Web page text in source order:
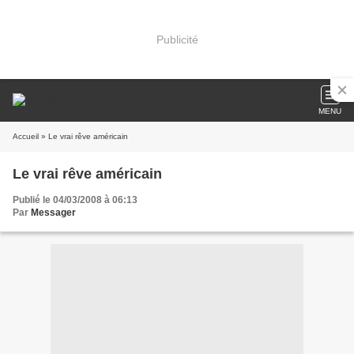
Publicité
MENU
Accueil » Le vrai rêve américain
Le vrai rêve américain
Publié le 04/03/2008 à 06:13
Par Messager